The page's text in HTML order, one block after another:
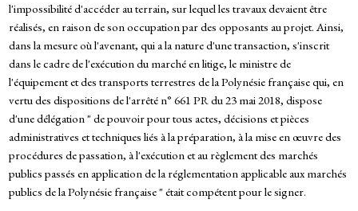
l'impossibilité d'accéder au terrain, sur lequel les travaux devaient être
réalisés, en raison de son occupation par des opposants au projet. Ainsi,
dans la mesure où l'avenant, qui a la nature d'une transaction, s'inscrit
dans le cadre de l'exécution du marché en litige, le ministre de
l'équipement et des transports terrestres de la Polynésie française qui, en
vertu des dispositions de l'arrêté n° 661 PR du 23 mai 2018, dispose
d'une délégation " de pouvoir pour tous actes, décisions et pièces
administratives et techniques liés à la préparation, à la mise en œuvre des
procédures de passation, à l'exécution et au règlement des marchés
publics passés en application de la réglementation applicable aux marchés
publics de la Polynésie française " était compétent pour le signer.